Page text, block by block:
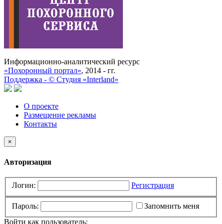
Информационно-аналитический ресурс
«Похоронный портал», 2014 - гг.
Поддержка - © Cтудия «Interland»
О проекте
Размещение рекламы
Контакты
×
Авторизация
Логин: Регистрация
Пароль:
Запомнить меня
Войти как пользователь: